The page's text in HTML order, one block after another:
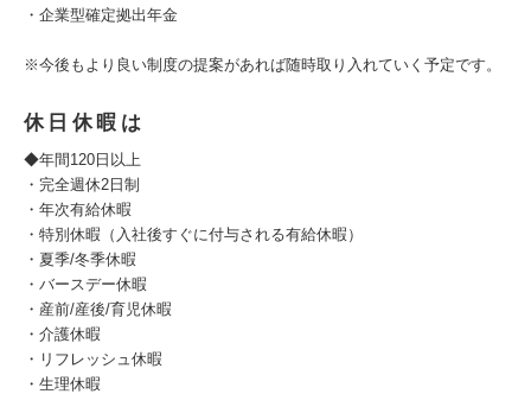
・企業型確定拠出年金
※今後もより良い制度の提案があれば随時取り入れていく予定です。
休日休暇は
◆年間120日以上
・完全週休2日制
・年次有給休暇
・特別休暇（入社後すぐに付与される有給休暇）
・夏季/冬季休暇
・バースデー休暇
・産前/産後/育児休暇
・介護休暇
・リフレッシュ休暇
・生理休暇